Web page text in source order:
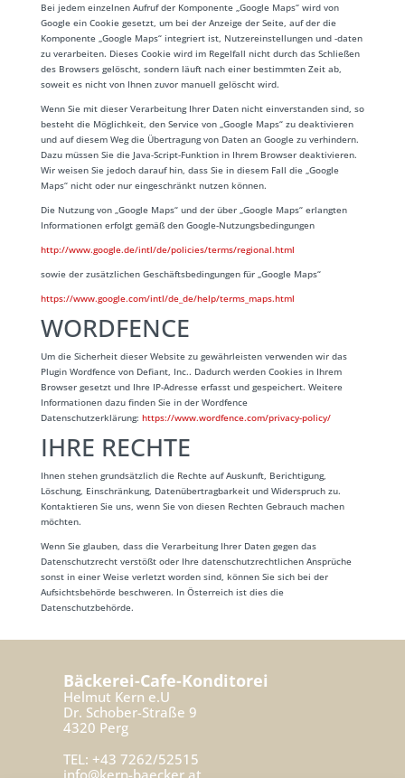
Bei jedem einzelnen Aufruf der Komponente „Google Maps“ wird von
Google ein Cookie gesetzt, um bei der Anzeige der Seite, auf der die
Komponente „Google Maps“ integriert ist, Nutzereinstellungen und -daten
zu verarbeiten. Dieses Cookie wird im Regelfall nicht durch das Schließen
des Browsers gelöscht, sondern läuft nach einer bestimmten Zeit ab,
soweit es nicht von Ihnen zuvor manuell gelöscht wird.
Wenn Sie mit dieser Verarbeitung Ihrer Daten nicht einverstanden sind, so
besteht die Möglichkeit, den Service von „Google Maps“ zu deaktivieren
und auf diesem Weg die Übertragung von Daten an Google zu verhindern.
Dazu müssen Sie die Java-Script-Funktion in Ihrem Browser deaktivieren.
Wir weisen Sie jedoch darauf hin, dass Sie in diesem Fall die „Google
Maps“ nicht oder nur eingeschränkt nutzen können.
Die Nutzung von „Google Maps“ und der über „Google Maps“ erlangten
Informationen erfolgt gemäß den Google-Nutzungsbedingungen
http://www.google.de/intl/de/policies/terms/regional.html
sowie der zusätzlichen Geschäftsbedingungen für „Google Maps“
https://www.google.com/intl/de_de/help/terms_maps.html
WORDFENCE
Um die Sicherheit dieser Website zu gewährleisten verwenden wir das
Plugin Wordfence von Defiant, Inc.. Dadurch werden Cookies in Ihrem
Browser gesetzt und Ihre IP-Adresse erfasst und gespeichert. Weitere
Informationen dazu finden Sie in der Wordfence
Datenschutzerklärung: https://www.wordfence.com/privacy-policy/
IHRE RECHTE
Ihnen stehen grundsätzlich die Rechte auf Auskunft, Berichtigung,
Löschung, Einschränkung, Datenübertragbarkeit und Widerspruch zu.
Kontaktieren Sie uns, wenn Sie von diesen Rechten Gebrauch machen
möchten.
Wenn Sie glauben, dass die Verarbeitung Ihrer Daten gegen das
Datenschutzrecht verstößt oder Ihre datenschutzrechtlichen Ansprüche
sonst in einer Weise verletzt worden sind, können Sie sich bei der
Aufsichtsbehörde beschweren. In Österreich ist dies die
Datenschutzbehörde.
Bäckerei-Cafe-Konditorei
Helmut Kern e.U
Dr. Schober-Straße 9
4320 Perg
TEL: +43 7262/52515
info@kern-baecker.at